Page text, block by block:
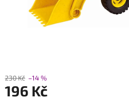
230 Kč –14 %
196 Kč